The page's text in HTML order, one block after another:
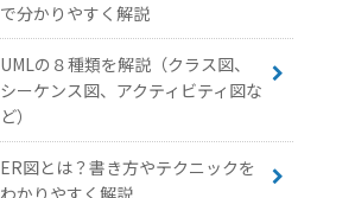
で分かりやすく解説
UMLの８種類を解説（クラス図、
シーケンス図、アクティビティ図な
ど）
ER図とは？書き方やテクニックを
わかりやすく解説